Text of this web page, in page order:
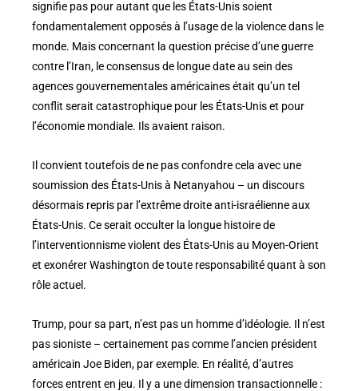
signifie pas pour autant que les États-Unis soient
fondamentalement opposés à l’usage de la violence dans le
monde. Mais concernant la question précise d’une guerre
contre l’Iran, le consensus de longue date au sein des
agences gouvernementales américaines était qu’un tel
conflit serait catastrophique pour les États-Unis et pour
l’économie mondiale. Ils avaient raison.
Il convient toutefois de ne pas confondre cela avec une
soumission des États-Unis à Netanyahou – un discours
désormais repris par l’extrême droite anti-israélienne aux
États-Unis. Ce serait occulter la longue histoire de
l’interventionnisme violent des États-Unis au Moyen-Orient
et exonérer Washington de toute responsabilité quant à son
rôle actuel.
Trump, pour sa part, n’est pas un homme d’idéologie. Il n’est
pas sioniste – certainement pas comme l’ancien président
américain Joe Biden, par exemple. En réalité, d’autres
forces entrent en jeu. Il y a une dimension transactionnelle :